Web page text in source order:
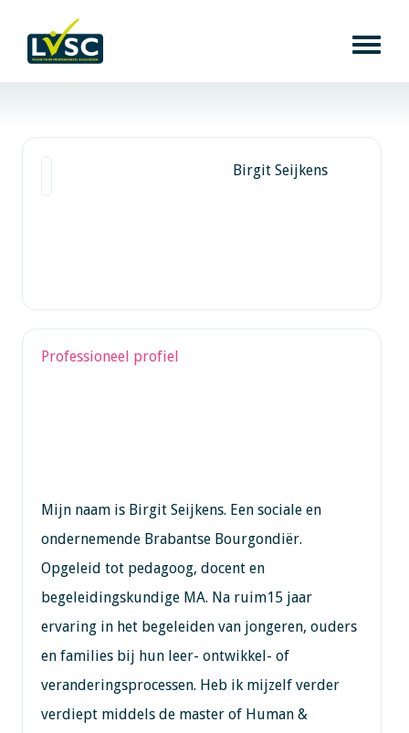
Birgit Seijkens
Professioneel profiel
Mijn naam is Birgit Seijkens. Een sociale en
ondernemende Brabantse Bourgondiër.
Opgeleid tot pedagoog, docent en
begeleidingskundige MA. Na ruim15 jaar
ervaring in het begeleiden van jongeren, ouders
en families bij hun leer- ontwikkel- of
veranderingsprocessen. Heb ik mijzelf verder
verdiept middels de master of Human &